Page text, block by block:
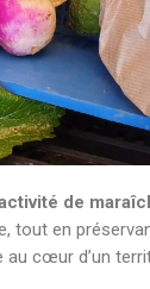
de
tout en
cœur d’un